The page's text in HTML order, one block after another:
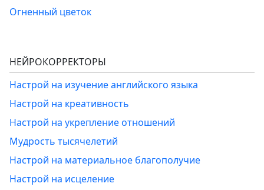
Огненный цветок
НЕЙРОКОРРЕКТОРЫ
Настрой на изучение английского языка
Настрой на креативность
Настрой на укрепление отношений
Мудрость тысячелетий
Настрой на материальное благополучие
Настрой на исцеление